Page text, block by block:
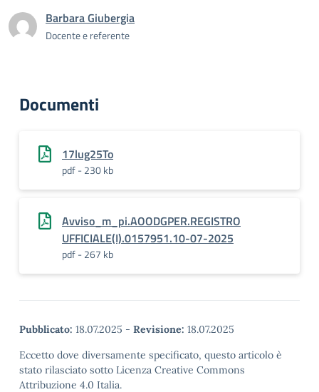
Barbara Giubergia
Docente e referente
Documenti
17lug25To
pdf - 230 kb
Avviso_m_pi.AOODGPER.REGISTRO
UFFICIALE(I).0157951.10-07-2025
pdf - 267 kb
Pubblicato: 18.07.2025 - Revisione: 18.07.2025
Eccetto dove diversamente specificato, questo articolo è
stato rilasciato sotto Licenza Creative Commons
Attribuzione 4.0 Italia.